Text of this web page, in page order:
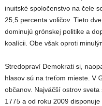
inuitské spoločenstvo na čele
25,5 percenta voličov. Tieto
dominujú grónskej politike a
koalícii. Obe však oproti
Stredopraví Demokrati si,
hlasov sú na treťom mieste. V
občanov. Najväčší ostrov
1775 a od roku 2009